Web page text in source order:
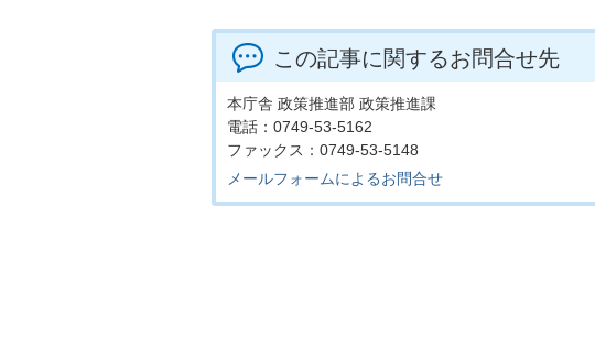
この記事に関するお問合せ先
本庁舎 政策推進部 政策推進課
電話：0749-53-5162
ファックス：0749-53-5148
メールフォームによるお問合せ